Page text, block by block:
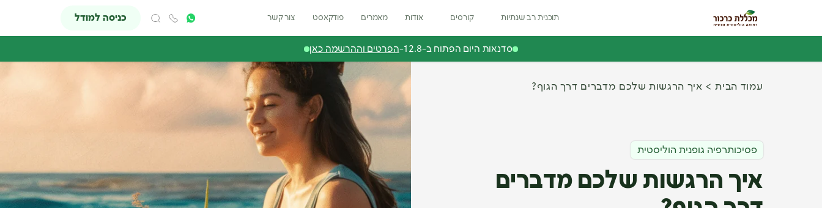
תוכנית רב שנתיות קורסים אודות מאמרים פודקאסט צור קשר כניסה למודל
סדנאות היום הפתוח ב-12.8- הפרטים וההרשמה כאן
עמוד הבית איך הרגשות שלכם מדברים דרך הגוף?
פסיכותרפיה גופנית הוליסטית
איך הרגשות שלכם מדברים